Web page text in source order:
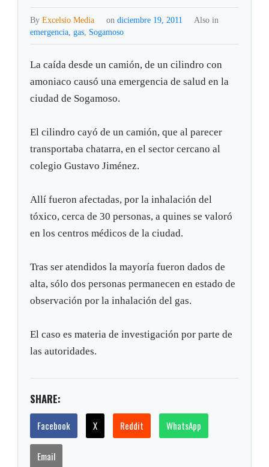
ByExcelsio Media on diciembre 19, 2011
Also in
emergencia,gas, Sogamoso
La caída desde un camión, de un cilindro con
amoniaco causó una emergencia de salud en la
ciudad de Sogamoso.
El cilindro cayó de un camión, que al parecer
transportaba chatarra, en el sector cercano al
colegio Gustavo Jiménez.
Allí fueron afectadas, por la inhalación del
tóxico, cerca de 30 personas, a quines se valoró
en los centros médicos de la ciudad.
Tras ser atendidos la mayoría fueron dados de
alta, sólo dos personas permanecen en estado de
observación por la inhalación del gas.
El caso es materia de investigación por parte de
las autoridades.
SHARE:
Facebook X Reddit WhatsApp
Email